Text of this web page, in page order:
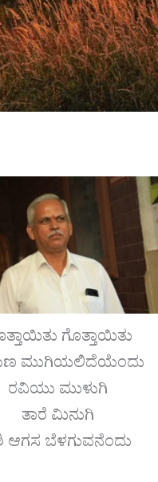
ಗೊತ್ತಾಯಿತು
ಮುಗಿಯಲಿದೆಯೆಂದು
ರವಿಯು ಮುಳುಗಿ
ತಾರೆ ಮಿನುಗಿ
ಆಗಸ ಬೆಳಗುವನೆಂದು